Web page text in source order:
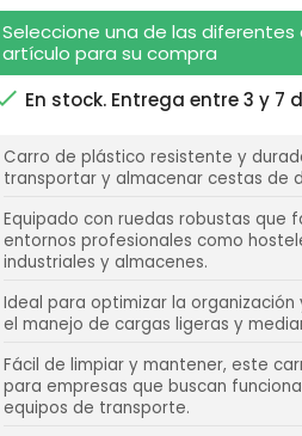
Seleccione una de las
artículo para su compra
En stock. Entrega entre 3 y 7
Carro de plástico resistente y
transportar y almacenar cestas de
Equipado con ruedas robustas que
entornos profesionales como
industriales y almacenes.
Ideal para optimizar la
el manejo de cargas ligeras y
Fácil de limpiar y mantener, este
para empresas que buscan
equipos de transporte.